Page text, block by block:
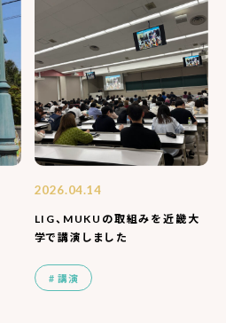
2026.04.14
LIG、MUKUの取組みを近畿大
学で講演しました
講演